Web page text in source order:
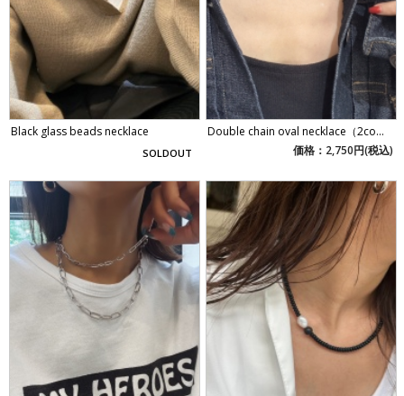
Black glass beads necklace
SOLDOUT
Double chain oval necklace（2co...
価格：2,750円(税込)